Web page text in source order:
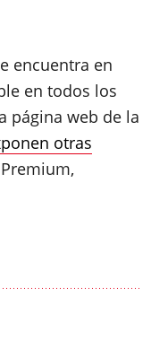
encuentra en
en todos los
página web de la
otras